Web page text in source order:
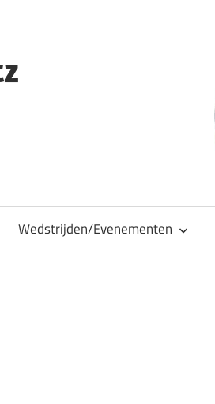
Wedstrijden/Evenementen